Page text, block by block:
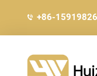
+86-